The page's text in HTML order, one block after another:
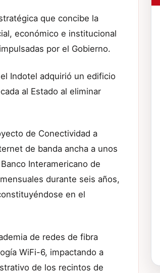
que concibe la
económico e institucional
por el Gobierno.
Indotel adquirió un edificio
al Estado al eliminar
de Conectividad a
de banda ancha a unos
Interamericano de
durante seis años,
en el
de redes de fibra
WiFi-6, impactando a
de los recintos de